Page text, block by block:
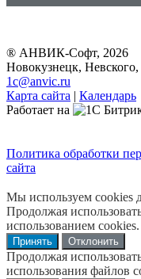
® АНВИК-Софт, 2026
Новокузнецк, Невского,
1c@anvic.ru
Карта сайта | Календарь
Работает на
Политика обработки
сайта
Мы используем cookies
Продолжая
использованием cookies.
Принять Отклонить
Продолжая
использования файлов